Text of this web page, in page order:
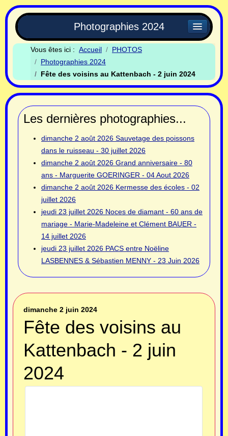
Photographies 2024
Vous êtes ici : Accueil
PHOTOS
Photographies 2024
Fête des voisins au Kattenbach - 2 juin 2024
Les dernières photographies...
dimanche 2 août 2026 Sauvetage des poissons
dans le ruisseau - 30 juillet 2026
dimanche 2 août 2026 Grand anniversaire - 80
ans - Marguerite GOERINGER - 04 Aout 2026
dimanche 2 août 2026 Kermesse des écoles - 02
juillet 2026
jeudi 23 juillet 2026 Noces de diamant - 60 ans de
mariage - Marie-Madeleine et Clément BAUER -
14 juillet 2026
jeudi 23 juillet 2026 PACS entre Noëline
LASBENNES & Sébastien MENNY - 23 Juin 2026
dimanche 2 juin 2024
Fête des voisins au
Kattenbach - 2 juin
2024